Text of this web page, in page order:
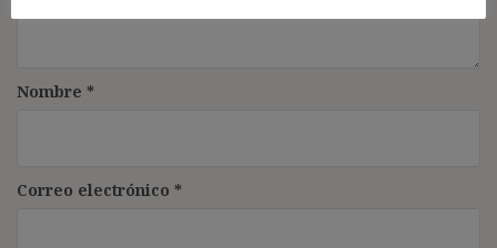
Nombre *
Correo electrónico *